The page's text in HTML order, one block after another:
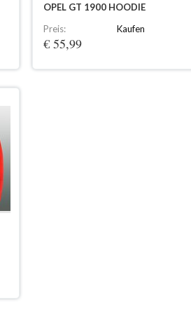
OPEL GT 1900 HOODIE
Preis:
€ 55,99
Kaufen